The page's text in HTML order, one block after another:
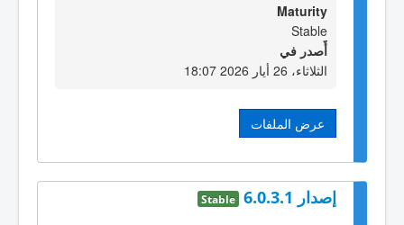
Maturity
Stable
أٌصدر في
الثلاثاء، 26 أيار 2026 18:07
عرض الملفات
إصدار 6.0.3.1 Stable